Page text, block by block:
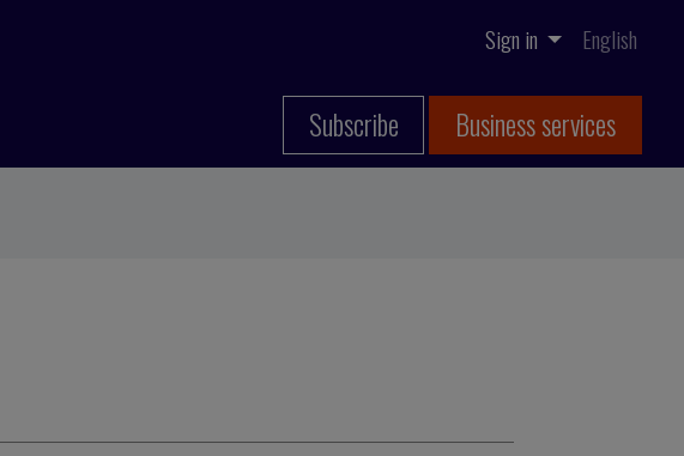
Sign in English
Subscribe Business services